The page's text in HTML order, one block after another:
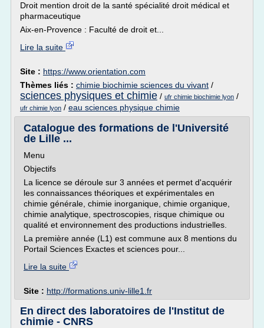
Droit mention droit de la santé spécialité droit médical et
pharmaceutique
Aix-en-Provence : Faculté de droit et...
Lire la suite
Site : https://www.orientation.com
Thèmes liés : chimie biochimie sciences du vivant /
sciences physiques et chimie / ufr chimie biochimie lyon /
ufr chimie lyon / eau sciences physique chimie
Catalogue des formations de l'Université
de Lille ...
Menu
Objectifs
La licence se déroule sur 3 années et permet d'acquérir
les connaissances théoriques et expérimentales en
chimie générale, chimie inorganique, chimie organique,
chimie analytique, spectroscopies, risque chimique ou
qualité et environnement des productions industrielles.
La première année (L1) est commune aux 8 mentions du
Portail Sciences Exactes et sciences pour...
Lire la suite
Site : http://formations.univ-lille1.fr
En direct des laboratoires de l'Institut de
chimie - CNRS